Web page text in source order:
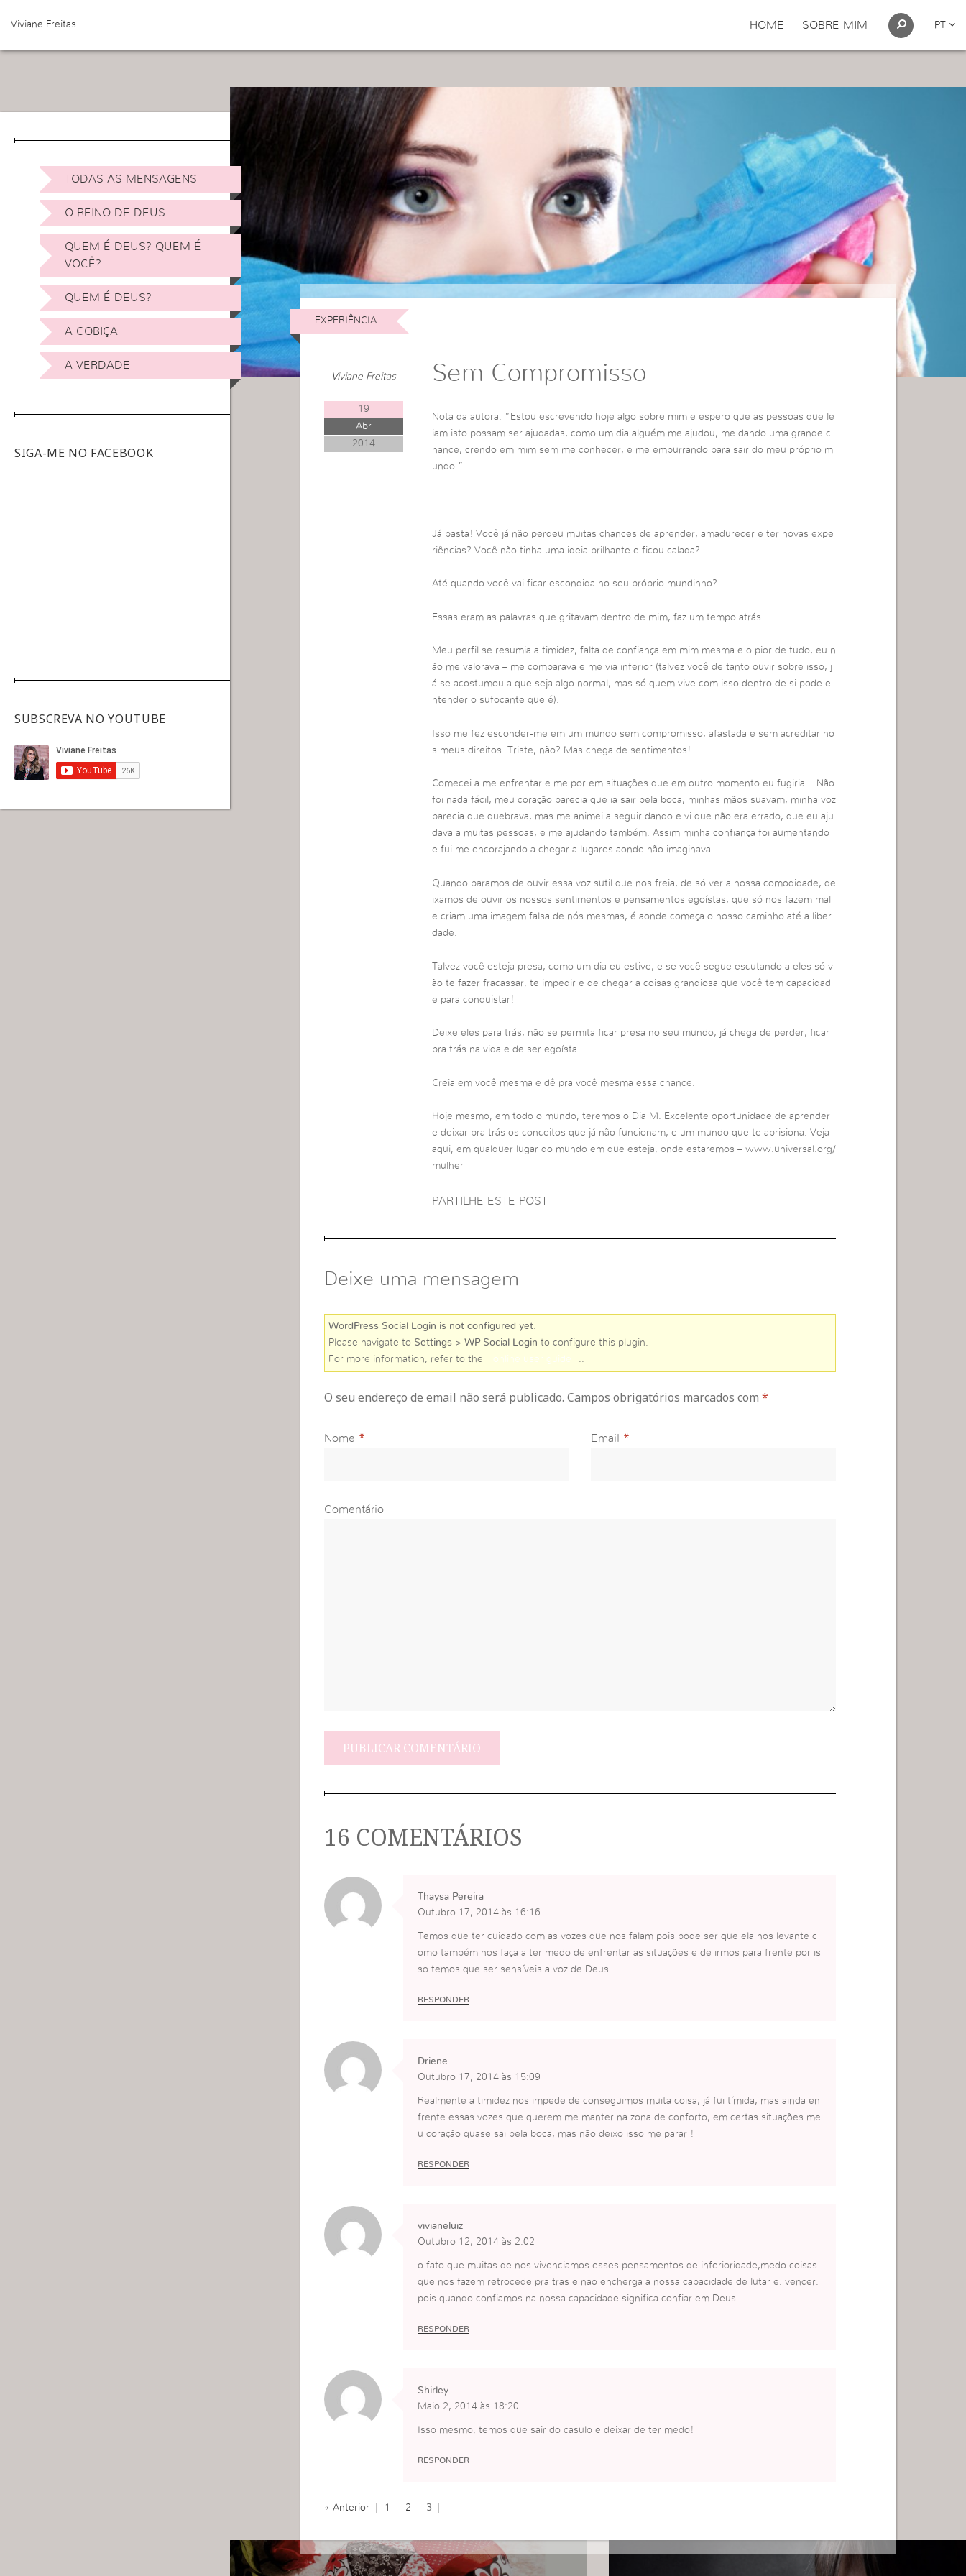
Viviane Freitas HOME SOBRE MIM PT
TODAS AS MENSAGENS
O REINO DE DEUS
QUEM É DEUS? QUEM É
VOCÊ?
QUEM É DEUS?
A COBIÇA
A VERDADE
SIGA-ME NO FACEBOOK
SUBSCREVA NO YOUTUBE
EXPERIÊNCIA
Viviane Freitas
19
Abr
2014
Sem Compromisso
Nota da autora: “Estou escrevendo hoje algo sobre mim e espero que as pessoas que le
iam isto possam ser ajudadas, como um dia alguém me ajudou, me dando uma grande c
hance, crendo em mim sem me conhecer, e me empurrando para sair do meu próprio m
undo.”
Já basta! Você já não perdeu muitas chances de aprender, amadurecer e ter novas expe
riências? Você não tinha uma ideia brilhante e ficou calada?
Até quando você vai ficar escondida no seu próprio mundinho?
Essas eram as palavras que gritavam dentro de mim, faz um tempo atrás…
Meu perfil se resumia a timidez, falta de confiança em mim mesma e o pior de tudo, eu n
ão me valorava – me comparava e me via inferior (talvez você de tanto ouvir sobre isso, j
á se acostumou a que seja algo normal, mas só quem vive com isso dentro de si pode e
ntender o sufocante que é).
Isso me fez esconder-me em um mundo sem compromisso, afastada e sem acreditar no
s meus direitos. Triste, não? Mas chega de sentimentos!
Comecei a me enfrentar e me por em situações que em outro momento eu fugiria… Não
foi nada fácil, meu coração parecia que ia sair pela boca, minhas mãos suavam, minha voz
parecia que quebrava, mas me animei a seguir dando e vi que não era errado, que eu aju
dava a muitas pessoas, e me ajudando também. Assim minha confiança foi aumentando
e fui me encorajando a chegar a lugares aonde não imaginava.
Quando paramos de ouvir essa voz sutil que nos freia, de só ver a nossa comodidade, de
ixamos de ouvir os nossos sentimentos e pensamentos egoístas, que só nos fazem mal
e criam uma imagem falsa de nós mesmas, é aonde começa o nosso caminho até a liber
dade.
Talvez você esteja presa, como um dia eu estive, e se você segue escutando a eles só v
ão te fazer fracassar, te impedir e de chegar a coisas grandiosa que você tem capacidad
e para conquistar!
Deixe eles para trás, não se permita ficar presa no seu mundo, já chega de perder, ficar
pra trás na vida e de ser egoísta.
Creia em você mesma e dê pra você mesma essa chance.
Hoje mesmo, em todo o mundo, teremos o Dia M. Excelente oportunidade de aprender
e deixar pra trás os conceitos que já não funcionam, e um mundo que te aprisiona. Veja
aqui, em qualquer lugar do mundo em que esteja, onde estaremos – www.universal.org/
mulher
PARTILHE ESTE POST
Deixe uma mensagem
WordPress Social Login is not configured yet.
Please navigate to Settings > WP Social Login to configure this plugin.
For more information, refer to the
online user guide
O seu endereço de email não será publicado. Campos obrigatórios marcados com *
Nome * Email *
Comentário
16 COMENTÁRIOS
Thaysa Pereira
Outubro 17, 2014 às 16:16
Temos que ter cuidado com as vozes que nos falam pois pode ser que ela nos levante c
omo também nos faça a ter medo de enfrentar as situações e de irmos para frente por is
so temos que ser sensíveis a voz de Deus.
RESPONDER
Driene
Outubro 17, 2014 às 15:09
Realmente a timidez nos impede de conseguimos muita coisa, já fui tímida, mas ainda en
frente essas vozes que querem me manter na zona de conforto, em certas situações me
u coração quase sai pela boca, mas não deixo isso me parar !
RESPONDER
vivianeluiz
Outubro 12, 2014 às 2:02
o fato que muitas de nos vivenciamos esses pensamentos de inferioridade,medo coisas
que nos fazem retrocede pra tras e nao encherga a nossa capacidade de lutar e. vencer.
pois quando confiamos na nossa capacidade significa confiar em Deus
RESPONDER
Shirley
Maio 2, 2014 às 18:20
Isso mesmo, temos que sair do casulo e deixar de ter medo!
RESPONDER
« Anterior 1 2 3